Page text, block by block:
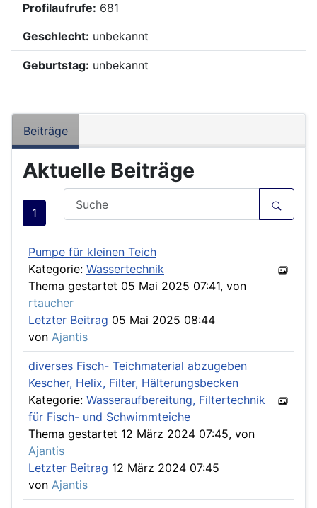
Profilaufrufe: 681
Geschlecht: unbekannt
Geburtstag: unbekannt
Beiträge
Aktuelle Beiträge
1
Pumpe für kleinen Teich
Kategorie: Wassertechnik
Thema gestartet 05 Mai 2025 07:41, von
rtaucher
Letzter Beitrag 05 Mai 2025 08:44
von Ajantis
diverses Fisch- Teichmaterial abzugeben
Kescher, Helix, Filter, Hälterungsbecken
Kategorie: Wasseraufbereitung, Filtertechnik
für Fisch- und Schwimmteiche
Thema gestartet 12 März 2024 07:45, von
Ajantis
Letzter Beitrag 12 März 2024 07:45
von Ajantis